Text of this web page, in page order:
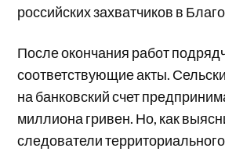
российских захватчиков в
После окончания работ
соответствующие акты.
на банковский счет
миллиона гривен. Но, как
следователи